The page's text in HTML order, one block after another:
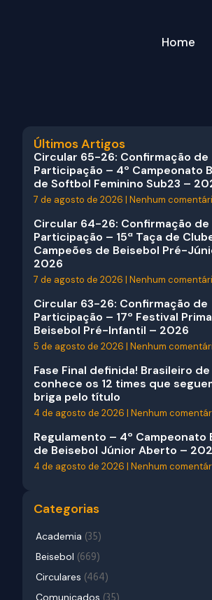
Home
Últimos Artigos
Circular 65-26: Confirmação de
Participação – 4º Campeonato
de Softbol Feminino Sub23 –
7 de agosto de 2026 Nenhum
Circular 64-26: Confirmação de
Participação – 15ª Taça de
Campeões de Beisebol Pré-
2026
7 de agosto de 2026 Nenhum
Circular 63-26: Confirmação de
Participação – 17º Festival
Beisebol Pré-Infantil – 2026
5 de agosto de 2026 Nenhum
Fase Final definida! Brasileiro
conhece os 12 times que
briga pelo título
4 de agosto de 2026 Nenhum
Regulamento – 4º Campeonato
de Beisebol Júnior Aberto –
4 de agosto de 2026 Nenhum
Categorias
Academia (35)
Beisebol (669)
Circulares (464)
Comunicados